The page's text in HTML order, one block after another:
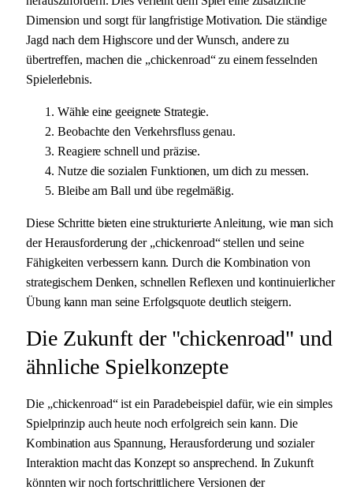
Dimension und sorgt für langfristige Motivation. Die ständige
Jagd nach dem Highscore und der Wunsch, andere zu
übertreffen, machen die „chickenroad“ zu einem fesselnden
Spielerlebnis.
Wähle eine geeignete Strategie.
Beobachte den Verkehrsfluss genau.
Reagiere schnell und präzise.
Nutze die sozialen Funktionen, um dich zu messen.
Bleibe am Ball und übe regelmäßig.
Diese Schritte bieten eine strukturierte Anleitung, wie man sich
der Herausforderung der „chickenroad“ stellen und seine
Fähigkeiten verbessern kann. Durch die Kombination von
strategischem Denken, schnellen Reflexen und kontinuierlicher
Übung kann man seine Erfolgsquote deutlich steigern.
Die Zukunft der "chickenroad" und
ähnliche Spielkonzepte
Die „chickenroad“ ist ein Paradebeispiel dafür, wie ein simples
Spielprinzip auch heute noch erfolgreich sein kann. Die
Kombination aus Spannung, Herausforderung und sozialer
Interaktion macht das Konzept so ansprechend. In Zukunft
könnten wir noch fortschrittlichere Versionen der